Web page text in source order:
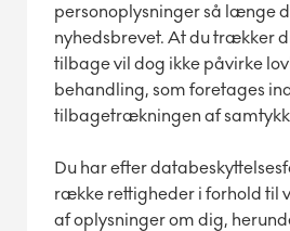
personoplysninger så længe
nyhedsbrevet. At du trækker
tilbage vil dog ikke påvirke
behandling, som foretages
tilbagetrækningen af
Du har efter
række rettigheder i forhold til
af oplysninger om dig,